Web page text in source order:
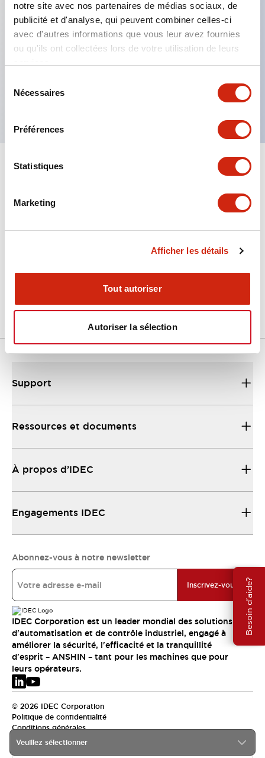
notre site avec nos partenaires de médias sociaux, de
publicité et d'analyse, qui peuvent combiner celles-ci
avec d'autres informations que vous leur avez fournies
ou qu'ils ont collectées lors de votre utilisation de leurs
Nécessaires
Préférences
Statistiques
Marketing
Afficher les détails
Tout autoriser
Autoriser la sélection
Besoin d'aide?
Caractéristiques clés
Fixation par regroupement possible
Le commutateur sélecteur avec clé adopte une
structure à goupille à cylindre haute sécurité
La structure de protection est IP65 (IEC60529)
Veuillez sélectionner
Support
Ressources et documents
À propos d’IDEC
Engagements IDEC
Abonnez-vous à notre newsletter
Inscrivez-vous
IDEC Corporation est un leader mondial des solutions
d'automatisation et de contrôle industriel, engagé à
améliorer la sécurité, l'efficacité et la tranquillité
d'esprit – ANSHIN – tant pour les machines que pour
leurs opérateurs.
© 2026 IDEC Corporation
Politique de confidentialité
Conditions générales
EMEA